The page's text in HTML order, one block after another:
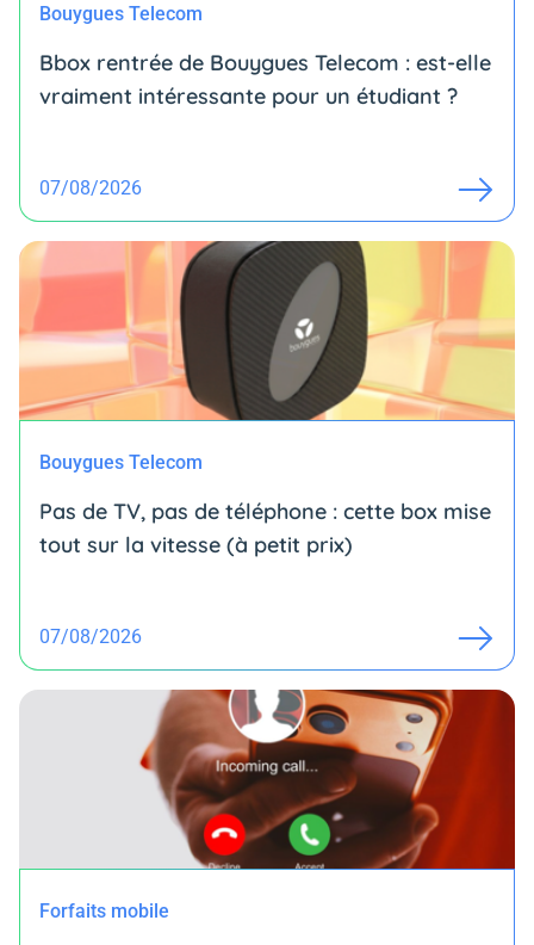
Bouygues Telecom
Bbox rentrée de Bouygues Telecom : est-elle
vraiment intéressante pour un étudiant ?
07/08/2026
Bouygues Telecom
Pas de TV, pas de téléphone : cette box mise
tout sur la vitesse (à petit prix)
07/08/2026
Forfaits mobile